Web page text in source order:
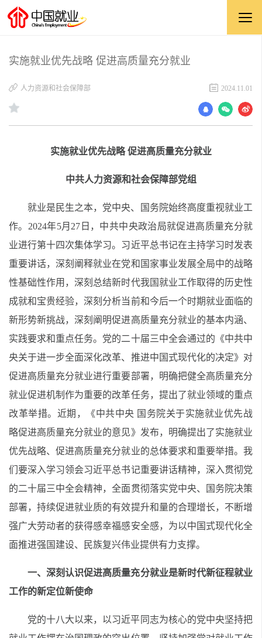
实施就业优先战略 促进高质量充分就业
人力资源和社会保障部 2024.11.01
实施就业优先战略 促进高质量充分就业
中共人力资源和社会保障部党组
就业是民生之本，党中央、国务院始终高度重视就业工
作。 2024年5月27日，中共中央政治局就促进高质量充分就
业进行第十四次集体学习。习近平总书记在主持学习时发表
重要讲话，深刻阐释就业在党和国家事业发展全局中的战略
性基础性作用，深刻总结新时代我国就业工作取得的历史性
成就和宝贵经验，深刻分析当前和今后一个时期就业面临的
新形势新挑战，深刻阐明促进高质量充分就业的基本内涵、
实践要求和重点任务。党的二十届三中全会通过的《中共中
央关于进一步全面深化改革、推进中国式现代化的决定》对
促进高质量充分就业进行重要部署，明确把健全高质量充分
就业促进机制作为重要的改革任务，提出了就业领域的重点
改革举措。近期，《中共中央 国务院关于实施就业优先战
略促进高质量充分就业的意见》发布，明确提出了实施就业
优先战略、促进高质量充分就业的总体要求和重要举措。我
们要深入学习领会习近平总书记重要讲话精神，深入贯彻党
的二十届三中全会精神，全面贯彻落实党中央、国务院决策
部署，持续促进就业质的有效提升和量的合理增长，不断增
强广大劳动者的获得感幸福感安全感，为以中国式现代化全
面推进强国建设、民族复兴伟业提供有力支撑。
一、深刻认识促进高质量充分就业是新时代新征程就业
工作的新定位新使命
党的十八大以来，以习近平同志为核心的党中央坚持把